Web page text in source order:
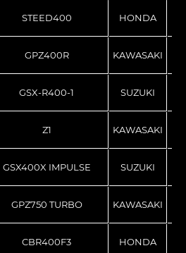
STEED400 HONDA
GPZ400R KAWASAKI
GSX-R400-1 SUZUKI
Z1 KAWASAKI
GSX400X IMPULSE SUZUKI
GPZ750 TURBO KAWASAKI
CBR400F3 HONDA